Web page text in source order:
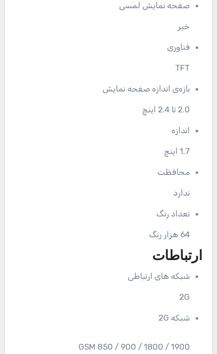
صفحه نمایش لمسی
خیر
فناوری
TFT
بازه‌ی اندازه صفحه نمایش
2.0 تا 2.4 اینچ
اندازه
1.7 اینچ
محافظت
ندارد
تعداد رنگ
64 هزار رنگ
ارتباطات
شبکه های ارتباطی
2G
شبکه 2G
GSM 850 / 900 / 1800 / 1900